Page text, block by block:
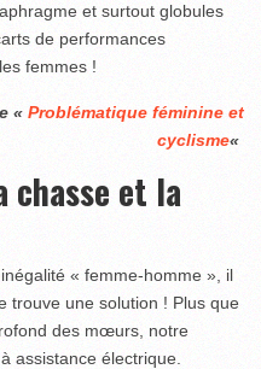
et surtout globules
de performances
femmes !
« Problématique féminine et
cyclisme«
chasse et la
« femme-homme », il
trouve une solution ! Plus que
des mœurs, notre
assistance électrique.